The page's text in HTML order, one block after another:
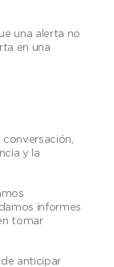
una alerta no
en una
y la
informes
tomar
anticipar